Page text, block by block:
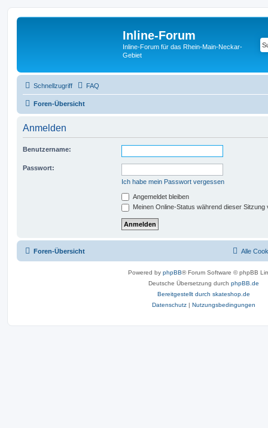
Inline-Forum
Inline-Forum für das Rhein-Main-Neckar-
Gebiet
Schnellzugriff FAQ
Foren-Übersicht
Anmelden
Benutzername:
Passwort:
Ich habe mein Passwort vergessen
Angemeldet bleiben
Meinen Online-Status während dieser Sitzung
Foren-Übersicht Alle
Powered by phpBB® Forum Software © phpBB
Deutsche Übersetzung durch phpBB.de
Bereitgestellt durch skateshop.de
Datenschutz | Nutzungsbedingungen